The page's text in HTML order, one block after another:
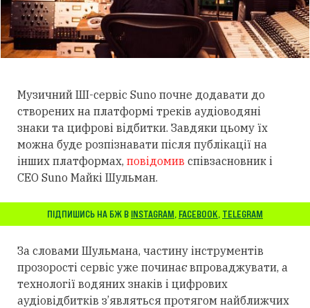
Музичний ШІ-сервіс Suno почне додавати до
створених на платформі треків аудіоводяні
знаки та цифрові відбитки. Завдяки цьому їх
можна буде розпізнавати після публікації на
інших платформах, повідомив співзасновник і
CEO Suno Майкі Шульман.
ПІДПИШИСЬ НА БЖ В INSTAGRAM, FACEBOOK, TELEGRAM
За словами Шульмана, частину інструментів
прозорості сервіс уже починає впроваджувати, а
технології водяних знаків і цифрових
аудіовідбитків з’являться протягом найближчих